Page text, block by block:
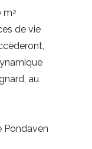
m2
de vie
au
Pondaven